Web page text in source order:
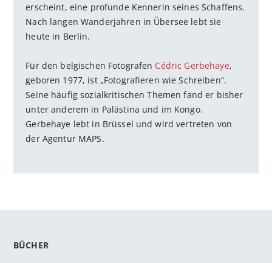
erscheint, eine profunde Kennerin seines Schaffens.
Nach langen Wanderjahren in Übersee lebt sie
heute in Berlin.
Für den belgischen Fotografen Cédric Gerbehaye,
geboren 1977, ist „Fotografieren wie Schreiben“.
Seine häufig sozialkritischen Themen fand er bisher
unter anderem in Palästina und im Kongo.
Gerbehaye lebt in Brüssel und wird vertreten von
der Agentur MAPS.
BÜCHER